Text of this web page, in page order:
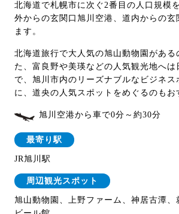
北海道で札幌市に次ぐ2番目の人口規模
外からの玄関口旭川空港、道内からの玄
ます。
北海道旅行で大人気の旭山動物園がある
た、富良野や美瑛などの人気観光地へは
で、旭川市内のリーズナブルなビジネス
に、道央の人気スポットをめぐるのもお
旭川空港から車で0分～約30分
最寄り駅
JR旭川駅
周辺観光スポット
旭山動物園、上野ファーム、神居古潭、